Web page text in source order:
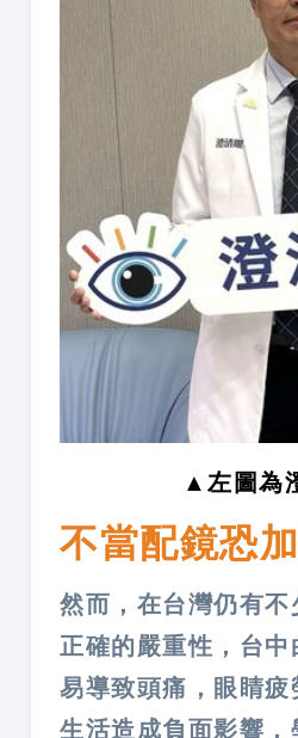
▲左圖為
不當配鏡恐
然而，在台灣仍有
正確的嚴重性，台
易導致頭痛，眼睛
生活造成負面影響，